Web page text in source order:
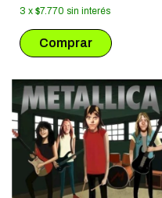
3 x $7.770 sin interés